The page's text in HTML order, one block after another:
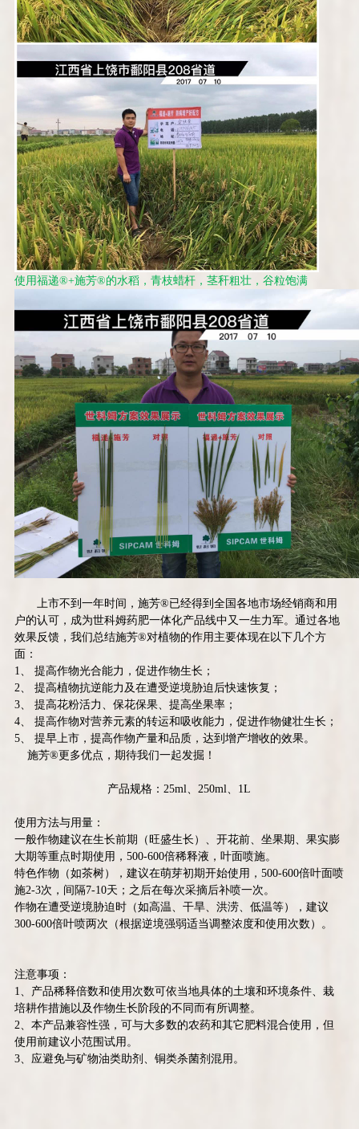
使用福递®+施芳®的水稻，青枝蜡杆，茎秆粗壮，谷粒饱满
上市不到一年时间，施芳®已经得到全国各地市场经销商和用
户的认可，成为世科姆药肥一体化产品线中又一生力军。通过各地
效果反馈，我们总结施芳®对植物的作用主要体现在以下几个方
面：
1、
提高作物光合能力，促进作物生长；
2、
提高植物抗逆能力及在遭受逆境胁迫后快速恢复；
3、
提高花粉活力、保花保果、提高坐果率；
4、
提高作物对营养元素的转运和吸收能力，促进作物健壮生长；
5、
提早上市，提高作物产量和品质，达到增产增收的效果。
施芳®更多优点，期待我们一起发掘！
产品规格：25ml、250ml、 1L
使用方法与用量：
一般作物建议在生长前期（旺盛生长）、开花前、坐果期、果实膨
大期等重点时期使用， 500-600倍稀释液，叶面喷施。
特色作物（如茶树），建议在萌芽初期开始使用， 500-600倍叶面喷
施2-3次，间隔7-10天；之后在每次采摘后补喷一次。
作物在遭受逆境胁迫时（如高温、干旱、洪涝、低温等），建议
300-600倍叶喷两次（根据逆境强弱适当调整浓度和使用次数）。
注意事项：
1、产品稀释倍数和使用次数可依当地具体的土壤和环境条件、栽
培耕作措施以及作物生长阶段的不同而有所调整。
2、本产品兼容性强，可与大多数的农药和其它肥料混合使用，但
使用前建议小范围试用。
3、应避免与矿物油类助剂、铜类杀菌剂混用。